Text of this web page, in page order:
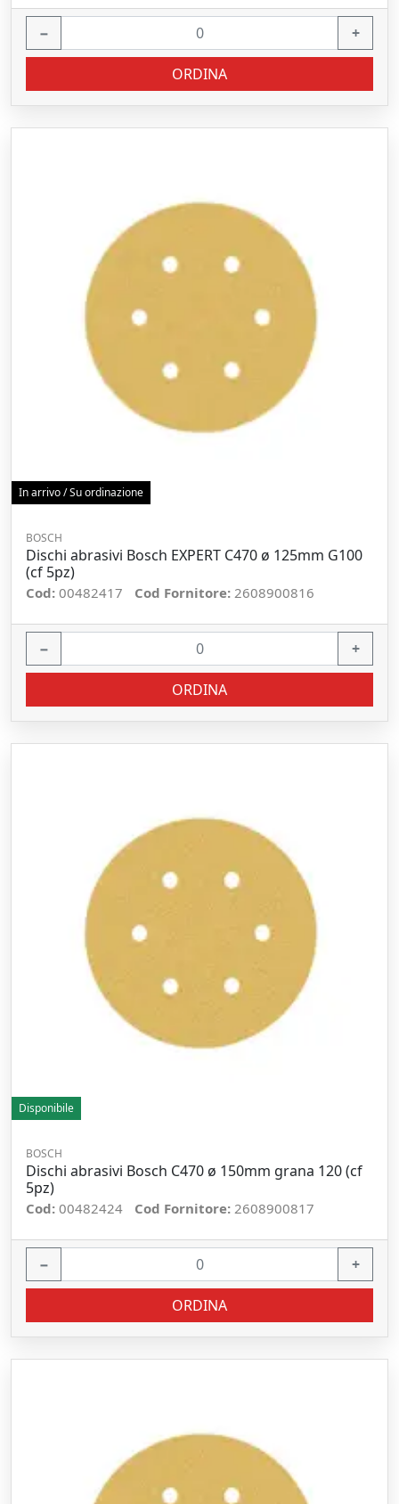
− +
ORDINA
In arrivo / Su ordinazione
BOSCH
Dischi abrasivi Bosch EXPERT C470 ø 125mm G100
(cf 5pz)
Cod: 00482417 Cod Fornitore: 2608900816
− +
ORDINA
Disponibile
BOSCH
Dischi abrasivi Bosch C470 ø 150mm grana 120 (cf
5pz)
Cod: 00482424 Cod Fornitore: 2608900817
− +
ORDINA